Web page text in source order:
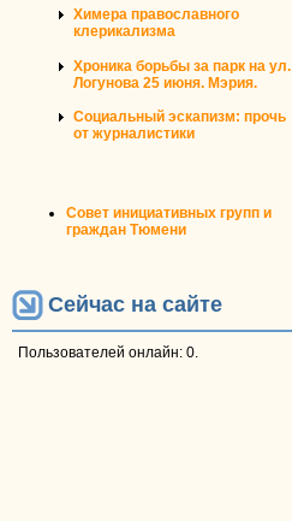
Химера православного
клерикализма
Хроника борьбы за парк на ул.
Логунова 25 июня. Мэрия.
Социальный эскапизм: прочь
от журналистики
Совет инициативных групп и
граждан Тюмени
Сейчас на сайте
Пользователей онлайн: 0.